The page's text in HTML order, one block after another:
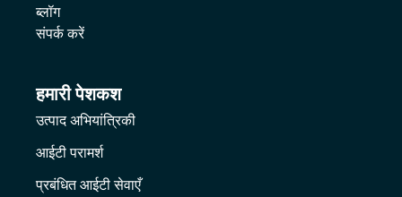
ब्लॉग
संपर्क करें
हमारी पेशकश
उत्पाद अभियांत्रिकी
आईटी परामर्श
प्रबंधित आईटी सेवाएँ